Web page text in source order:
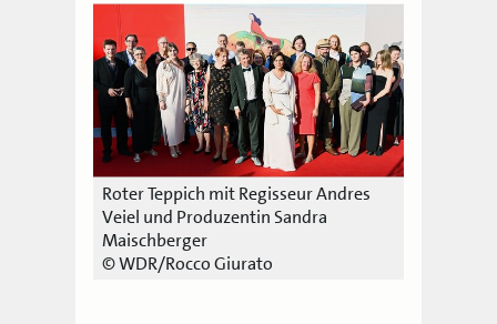
Roter Teppich mit Regisseur Andres
Veiel und Produzentin Sandra
Maischberger
© WDR/Rocco Giurato